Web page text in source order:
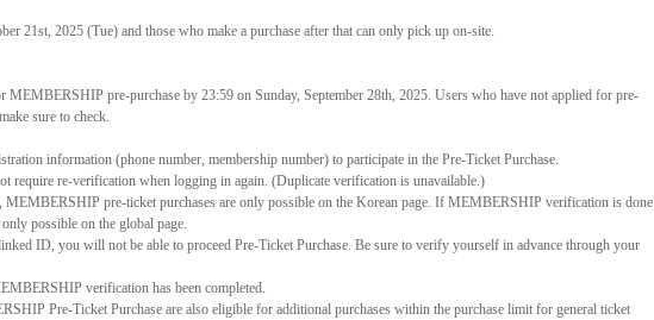
21st, 2025 (Tue) and those who make a purchase after that can only pick up on-site.
MEMBERSHIP pre-purchase by 23:59 on Sunday, September 28th, 2025. Users who have not applied for pre-
sure to check.
information (phone number, membership number) to participate in the Pre-Ticket Purchase.
require re-verification when logging in again. (Duplicate verification is unavailable.)
pre-ticket purchases are only possible on the Korean page. If MEMBERSHIP verification is done
possible on the global page.
ID, you will not be able to proceed Pre-Ticket Purchase. Be sure to verify yourself in advance through your
verification has been completed.
Pre-Ticket Purchase are also eligible for additional purchases within the purchase limit for general ticket